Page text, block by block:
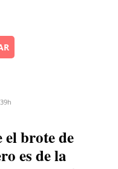
brote de
es de la